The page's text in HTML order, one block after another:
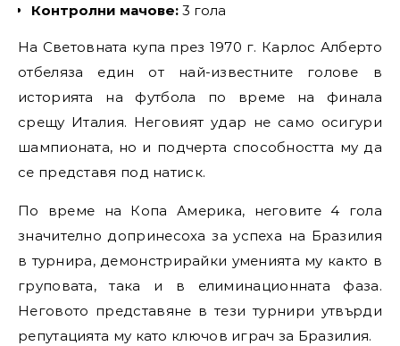
Контролни мачове: 3 гола
На Световната купа през 1970 г. Карлос Алберто
отбеляза един от най-известните голове в
историята на футбола по време на финала
срещу Италия. Неговият удар не само осигури
шампионата, но и подчерта способността му да
се представя под натиск.
По време на Копа Америка, неговите 4 гола
значително допринесоха за успеха на Бразилия
в турнира, демонстрирайки уменията му както в
груповата, така и в елиминационната фаза.
Неговото представяне в тези турнири утвърди
репутацията му като ключов играч за Бразилия.